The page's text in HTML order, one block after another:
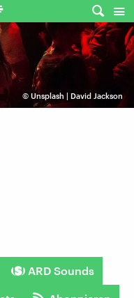
© Unsplash | David Jackson
ARD Sounds